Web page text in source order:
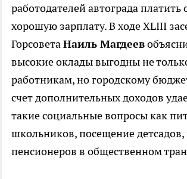
работодателей автограда платить
хорошую зарплату. В ходе XLIII
ГорсоветаНаиль Магдеев
высокие оклады выгодны не
работникам, но городскому
счет дополнительных доходов
такие социальные вопросы как
школьников, посещение детсадов,
пенсионеров в общественном